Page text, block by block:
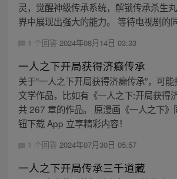
灵，觉醒神级传承系统，解锁传承杀生
界中展现出强大的能力。 等待电视剧的
1 个回答 2024年08月14日 03:33
一人之下开局获得济癫传承
关于“一人之下开局获得济癫传承”，可
文学作品，比如有《一人之下:开局获得
共 267 章的作品。 原漫画《一人之下》
钮下载 App 立享精彩内容！
1 个回答 2024年07月30日 05:57
一人之下开局传承三千道藏